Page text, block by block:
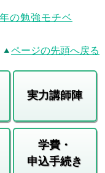
の勉強モチベ
ページの先頭へ戻る
実力講師陣
学費・
申込手続き